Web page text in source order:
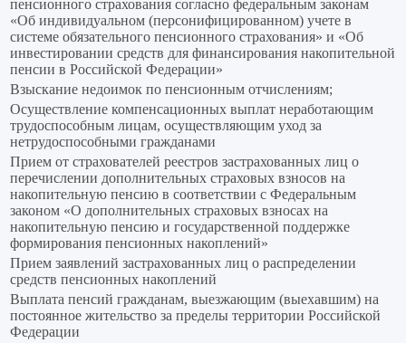
пенсионного страхования согласно федеральным законам
«Об индивидуальном (персонифицированном) учете в
системе обязательного пенсионного страхования» и «Об
инвестировании средств для финансирования накопительной
пенсии в Российской Федерации»
Взыскание недоимок по пенсионным отчислениям;
Осуществление компенсационных выплат неработающим
трудоспособным лицам, осуществляющим уход за
нетрудоспособными гражданами
Прием от страхователей реестров застрахованных лиц о
перечислении дополнительных страховых взносов на
накопительную пенсию в соответствии с Федеральным
законом «О дополнительных страховых взносах на
накопительную пенсию и государственной поддержке
формирования пенсионных накоплений»
Прием заявлений застрахованных лиц о распределении
средств пенсионных накоплений
Выплата пенсий гражданам, выезжающим (выехавшим) на
постоянное жительство за пределы территории Российской
Федерации